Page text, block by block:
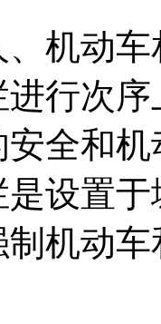
机动
行次
安全和
设置
机动